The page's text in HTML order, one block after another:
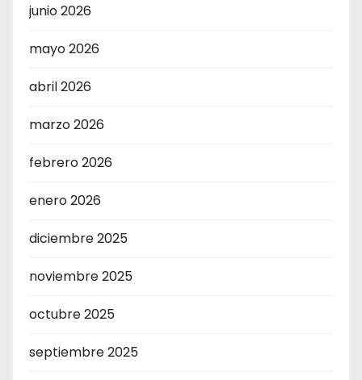
junio 2026
mayo 2026
abril 2026
marzo 2026
febrero 2026
enero 2026
diciembre 2025
noviembre 2025
octubre 2025
septiembre 2025